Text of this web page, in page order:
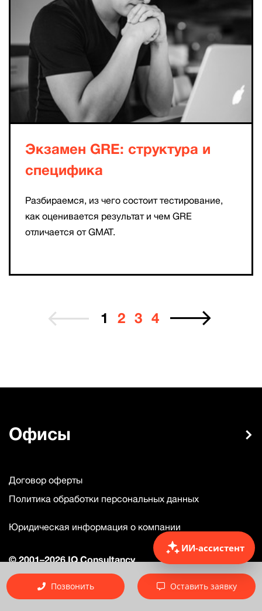
Экзамен GRE: структура и
специфика
Разбираемся, из чего состоит тестирование,
как оценивается результат и чем GRE
отличается от GMAT.
1 2 3 4
Офисы
Договор оферты
Политика обработки персональных данных
Юридическая информация о компании
© 2001–2026 IQ Consultancy
781601001
Позвонить Оставить заявку
ИИ-ассистент